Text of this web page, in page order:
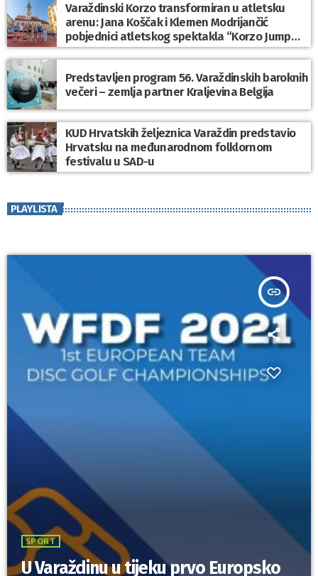
Varaždinski Korzo transformiran u atletsku
arenu: Jana Koščak i Klemen Modrijančić
pobjednici atletskog spektakla “Korzo Jump
2026”
Predstavljen program 56. Varaždinskih baroknih
večeri – zemlja partner Kraljevina Belgija
KUD Hrvatskih željeznica Varaždin predstavio
Hrvatsku na međunarodnom folklornom
festivalu u SAD-u
PLAYLISTA
insert_link
SPORT
U Varaždinu u tijeku prvo Europsko